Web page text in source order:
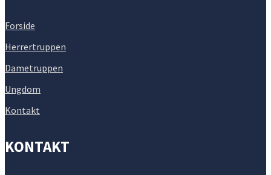
Forside
Herrertruppen
Dametruppen
Ungdom
Kontakt
KONTAKT